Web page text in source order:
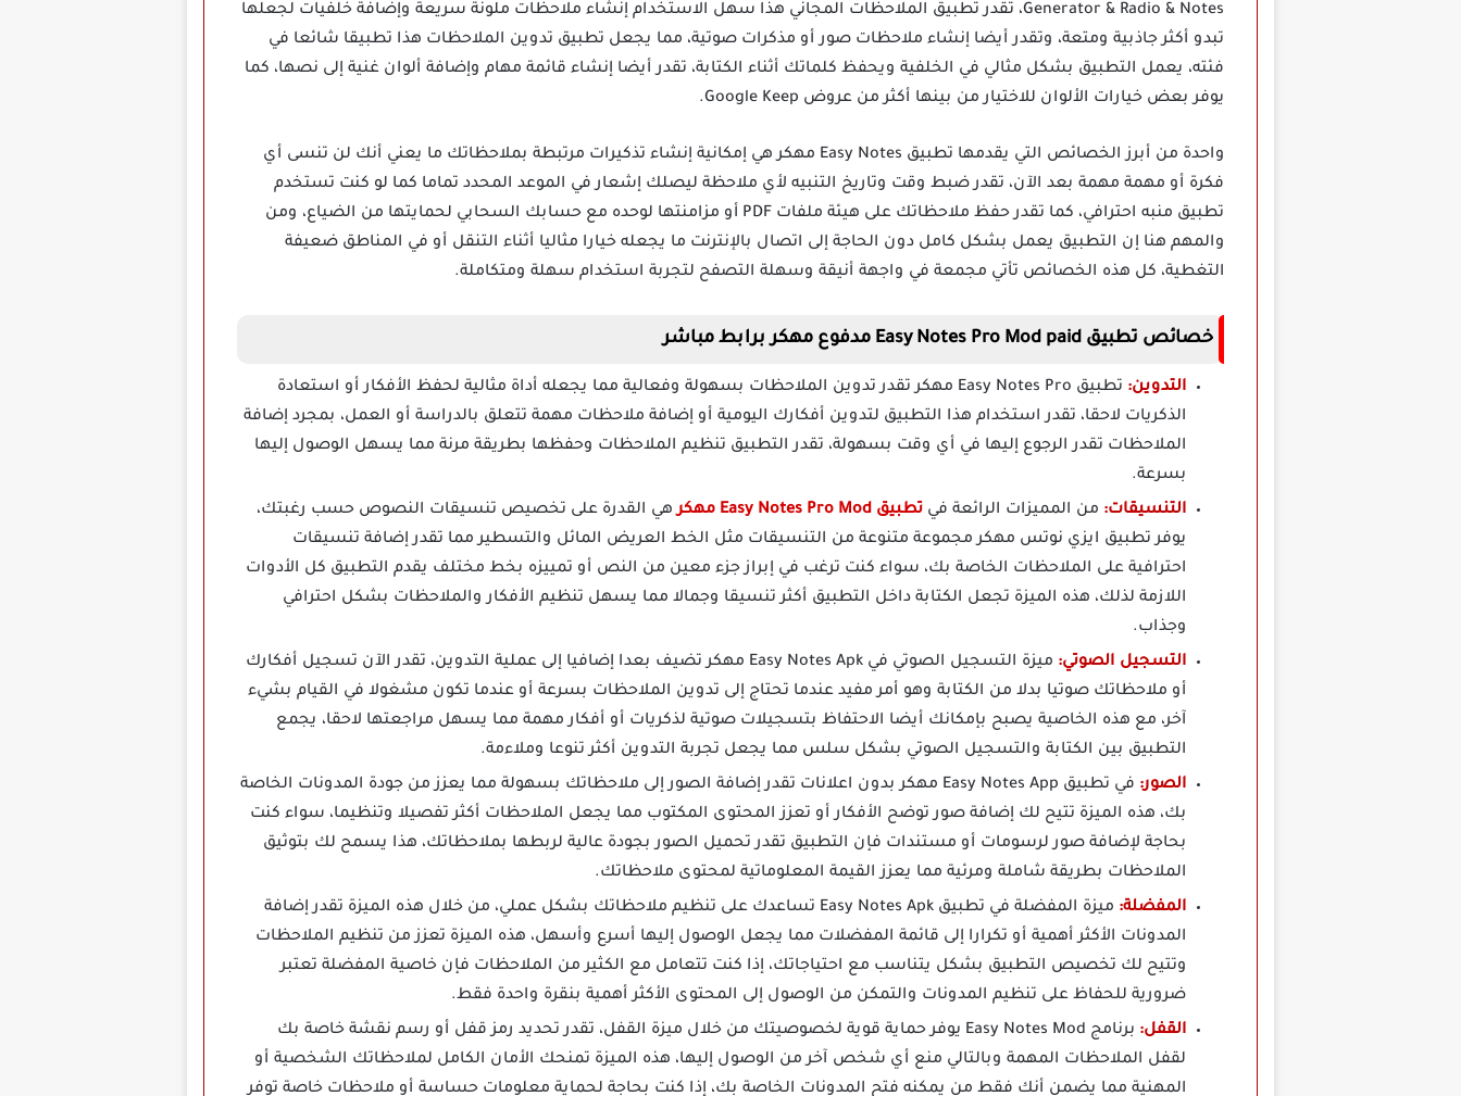
Generator & Radio & Notes، تقدر تطبيق الملاحظات المجاني هذا سهل الاستخدام إنشاء ملاحظات ملونة سريعة وإضافة خلفيات لجعلها
تبدو أكثر جاذبية ومتعة، وتقدر أيضا إنشاء ملاحظات صور أو مذكرات صوتية، مما يجعل تطبيق تدوين الملاحظات هذا تطبيقا شائعا في
فئته، يعمل التطبيق بشكل مثالي في الخلفية ويحفظ كلماتك أثناء الكتابة، تقدر أيضا إنشاء قائمة مهام وإضافة ألوان غنية إلى نصها، كما
يوفر بعض خيارات الألوان للاختيار من بينها أكثر من عروض Google Keep.
واحدة من أبرز الخصائص التي يقدمها تطبيق Easy Notes مهكر هي إمكانية إنشاء تذكيرات مرتبطة بملاحظاتك ما يعني أنك لن تنسى أي
فكرة أو مهمة مهمة بعد الآن، تقدر ضبط وقت وتاريخ التنبيه لأي ملاحظة ليصلك إشعار في الموعد المحدد تماما كما لو كنت تستخدم
تطبيق منبه احترافي، كما تقدر حفظ ملاحظاتك على هيئة ملفات PDF أو مزامنتها لوحده مع حسابك السحابي لحمايتها من الضياع، ومن
والمهم هنا إن التطبيق يعمل بشكل كامل دون الحاجة إلى اتصال بالإنترنت ما يجعله خيارا مثاليا أثناء التنقل أو في المناطق ضعيفة
التغطية، كل هذه الخصائص تأتي مجمعة في واجهة أنيقة وسهلة التصفح لتجربة استخدام سهلة ومتكاملة.
خصائص تطبيق Easy Notes Pro Mod paid مدفوع مهكر برابط مباشر
التدوين:
تطبيق Easy Notes Pro مهكر تقدر تدوين الملاحظات بسهولة وفعالية مما يجعله أداة مثالية لحفظ الأفكار أو استعادة
الذكريات لاحقا، تقدر استخدام هذا التطبيق لتدوين أفكارك اليومية أو إضافة ملاحظات مهمة تتعلق بالدراسة أو العمل، بمجرد إضافة
الملاحظات تقدر الرجوع إليها في أي وقت بسهولة، تقدر التطبيق تنظيم الملاحظات وحفظها بطريقة مرنة مما يسهل الوصول إليها
بسرعة.
التنسيقات: من المميزات الرائعة في تطبيق Easy Notes Pro Mod مهكر
هي القدرة على تخصيص تنسيقات النصوص حسب رغبتك،
يوفر تطبيق ايزي نوتس مهكر مجموعة متنوعة من التنسيقات مثل الخط العريض المائل والتسطير مما تقدر إضافة تنسيقات
احترافية على الملاحظات الخاصة بك، سواء كنت ترغب في إبراز جزء معين من النص أو تمييزه بخط مختلف يقدم التطبيق كل الأدوات
اللازمة لذلك، هذه الميزة تجعل الكتابة داخل التطبيق أكثر تنسيقا وجمالا مما يسهل تنظيم الأفكار والملاحظات بشكل احترافي
وجذاب.
التسجيل الصوتي:
ميزة التسجيل الصوتي في Easy Notes Apk مهكر تضيف بعدا إضافيا إلى عملية التدوين، تقدر الآن تسجيل أفكارك
أو ملاحظاتك صوتيا بدلا من الكتابة وهو أمر مفيد عندما تحتاج إلى تدوين الملاحظات بسرعة أو عندما تكون مشغولا في القيام بشيء
آخر، مع هذه الخاصية يصبح بإمكانك أيضا الاحتفاظ بتسجيلات صوتية لذكريات أو أفكار مهمة مما يسهل مراجعتها لاحقا، يجمع
التطبيق بين الكتابة والتسجيل الصوتي بشكل سلس مما يجعل تجربة التدوين أكثر تنوعا وملاءمة.
الصور:
في تطبيق Easy Notes App مهكر بدون اعلانات تقدر إضافة الصور إلى ملاحظاتك بسهولة مما يعزز من جودة المدونات الخاصة
بك، هذه الميزة تتيح لك إضافة صور توضح الأفكار أو تعزز المحتوى المكتوب مما يجعل الملاحظات أكثر تفصيلا وتنظيما، سواء كنت
بحاجة لإضافة صور لرسومات أو مستندات فإن التطبيق تقدر تحميل الصور بجودة عالية لربطها بملاحظاتك، هذا يسمح لك بتوثيق
الملاحظات بطريقة شاملة ومرئية مما يعزز القيمة المعلوماتية لمحتوى ملاحظاتك.
المفضلة:
ميزة المفضلة في تطبيق Easy Notes Apk تساعدك على تنظيم ملاحظاتك بشكل عملي، من خلال هذه الميزة تقدر إضافة
المدونات الأكثر أهمية أو تكرارا إلى قائمة المفضلات مما يجعل الوصول إليها أسرع وأسهل، هذه الميزة تعزز من تنظيم الملاحظات
وتتيح لك تخصيص التطبيق بشكل يتناسب مع احتياجاتك، إذا كنت تتعامل مع الكثير من الملاحظات فإن خاصية المفضلة تعتبر
ضرورية للحفاظ على تنظيم المدونات والتمكن من الوصول إلى المحتوى الأكثر أهمية بنقرة واحدة فقط.
القفل:
برنامج Easy Notes Mod يوفر حماية قوية لخصوصيتك من خلال ميزة القفل، تقدر تحديد رمز قفل أو رسم نقشة خاصة بك
لقفل الملاحظات المهمة وبالتالي منع أي شخص آخر من الوصول إليها، هذه الميزة تمنحك الأمان الكامل لملاحظاتك الشخصية أو
المهنية مما يضمن أنك فقط من يمكنه فتح المدونات الخاصة بك، إذا كنت بحاجة لحماية معلومات حساسة أو ملاحظات خاصة توفر